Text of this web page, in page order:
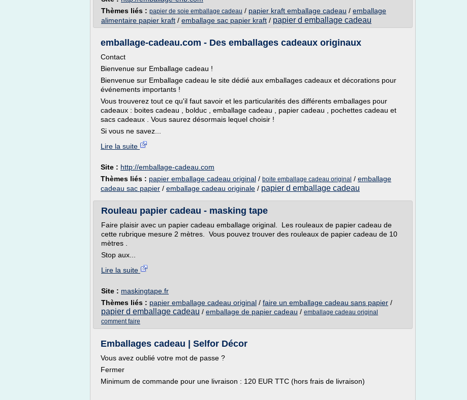
Thèmes liés : papier de soie emballage cadeau / papier kraft emballage cadeau / emballage
alimentaire papier kraft / emballage sac papier kraft / papier d emballage cadeau
emballage-cadeau.com - Des emballages cadeaux originaux
Contact
Bienvenue sur Emballage cadeau !
Bienvenue sur Emballage cadeau le site dédié aux emballages cadeaux et décorations pour
événements importants !
Vous trouverez tout ce qu'il faut savoir et les particularités des différents emballages pour
cadeaux : boites cadeau , bolduc , emballage cadeau , papier cadeau , pochettes cadeau et
sacs cadeaux . Vous saurez désormais lequel choisir !
Si vous ne savez...
Lire la suite
Site : http://emballage-cadeau.com
Thèmes liés : papier emballage cadeau original / boite emballage cadeau original / emballage
cadeau sac papier / emballage cadeau originale / papier d emballage cadeau
Rouleau papier cadeau - masking tape
Faire plaisir avec un papier cadeau emballage original. Les rouleaux de papier cadeau de
cette rubrique mesure 2 mètres. Vous pouvez trouver des rouleaux de papier cadeau de 10
mètres .
Stop aux...
Lire la suite
Site : maskingtape.fr
Thèmes liés : papier emballage cadeau original / faire un emballage cadeau sans papier /
papier d emballage cadeau / emballage de papier cadeau / emballage cadeau original
comment faire
Emballages cadeau | Selfor Décor
Vous avez oublié votre mot de passe ?
Fermer
Minimum de commande pour une livraison : 120 EUR TTC (hors frais de livraison)